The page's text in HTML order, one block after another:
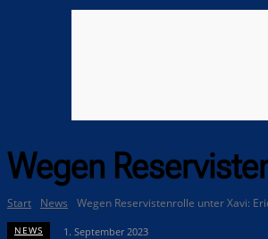
Wegen
Start News Wegen Reservistenrolle unter Xavi:
NEWS 1. September 2023